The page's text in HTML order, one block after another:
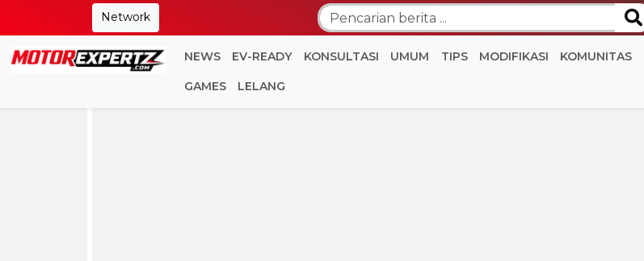
Network
NEWS EV-READY KONSULTASI UMUM TIPS MODIFIKASI KOMUNITAS
GAMES LELANG